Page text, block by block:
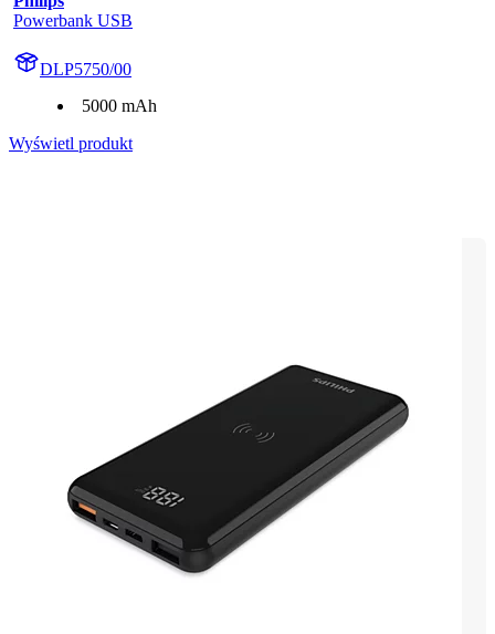
Powerbank USB
DLP5750/00
5000 mAh
Wyświetl produkt